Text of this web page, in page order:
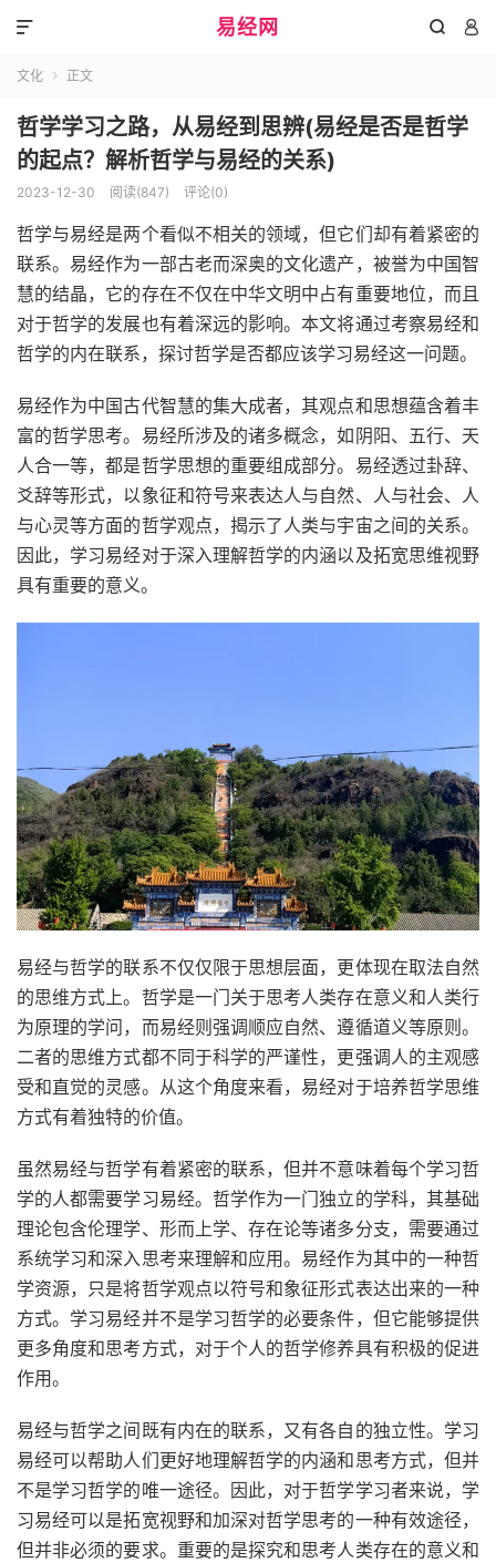
易经网  

文化  正文
哲学学习之路，从易经到思辨(易经是否是哲学
的起点？解析哲学与易经的关系)
2023-12-30 阅读(847) 评论(0)
哲学与易经是两个看似不相关的领域，但它们却有着紧密的
联系。易经作为一部古老而深奥的文化遗产，被誉为中国智
慧的结晶，它的存在不仅在中华文明中占有重要地位，而且
对于哲学的发展也有着深远的影响。本文将通过考察易经和
哲学的内在联系，探讨哲学是否都应该学习易经这一问题。
易经作为中国古代智慧的集大成者，其观点和思想蕴含着丰
富的哲学思考。易经所涉及的诸多概念，如阴阳、五行、天
人合一等，都是哲学思想的重要组成部分。易经透过卦辞、
爻辞等形式，以象征和符号来表达人与自然、人与社会、人
与心灵等方面的哲学观点，揭示了人类与宇宙之间的关系。
因此，学习易经对于深入理解哲学的内涵以及拓宽思维视野
具有重要的意义。
易经与哲学的联系不仅仅限于思想层面，更体现在取法自然
的思维方式上。哲学是一门关于思考人类存在意义和人类行
为原理的学问，而易经则强调顺应自然、遵循道义等原则。
二者的思维方式都不同于科学的严谨性，更强调人的主观感
受和直觉的灵感。从这个角度来看，易经对于培养哲学思维
方式有着独特的价值。
虽然易经与哲学有着紧密的联系，但并不意味着每个学习哲
学的人都需要学习易经。哲学作为一门独立的学科，其基础
理论包含伦理学、形而上学、存在论等诸多分支，需要通过
系统学习和深入思考来理解和应用。易经作为其中的一种哲
学资源，只是将哲学观点以符号和象征形式表达出来的一种
方式。学习易经并不是学习哲学的必要条件，但它能够提供
更多角度和思考方式，对于个人的哲学修养具有积极的促进
作用。
易经与哲学之间既有内在的联系，又有各自的独立性。学习
易经可以帮助人们更好地理解哲学的内涵和思考方式，但并
不是学习哲学的唯一途径。因此，对于哲学学习者来说，学
习易经可以是拓宽视野和加深对哲学思考的一种有效途径，
但并非必须的要求。重要的是探究和思考人类存在的意义和